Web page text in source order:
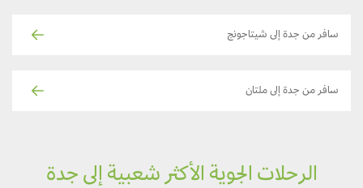
سافر من جدة إلى شيتاجونج
سافر من جدة إلى ملتان
الرحلات الجوية الأكثر شعبية إلى جدة